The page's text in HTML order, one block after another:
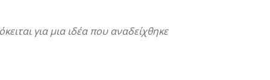
για μια ιδέα που αναδείχθηκε